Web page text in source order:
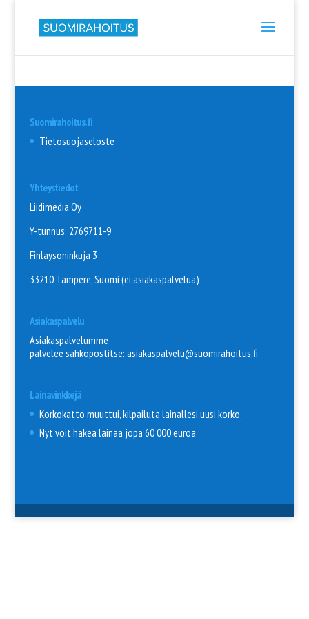
Suomirahoitus.fi
Tietosuojaseloste
Yhteystiedot
Liidimedia Oy
Y-tunnus: 2769711-9
Finlaysoninkuja 3
33210 Tampere, Suomi (ei asiakaspalvelua)
Asiakaspalvelu
Asiakaspalvelumme
palvelee sähköpostitse: asiakaspalvelu@suomirahoitus.fi
Lainavinkkejä
Korkokatto muuttui, kilpailuta lainallesi uusi korko
Nyt voit hakea lainaa jopa 60 000 euroa